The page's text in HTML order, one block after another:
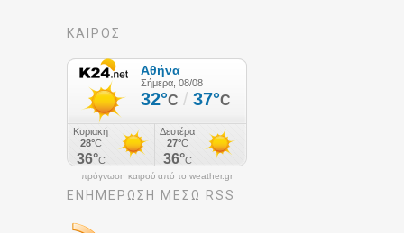
ΚΑΙΡΟΣ
πρόγνωση καιρού από το weather.gr
ΕΝΗΜΈΡΩΣΉ ΜΕΣΩ RSS